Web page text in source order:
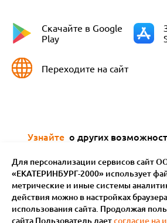
Скачайте в Google
Play
Переходите на сайт
Узнайте о других
Для персонализации сервисов сайт
«ЕКАТЕРИНБУРГ-2000» использует
метрические и иные системы
действия можно в настройках
использования сайта. Продолжая
сайта Пользователь даетсогласие на